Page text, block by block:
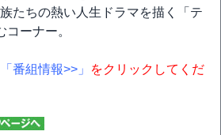
たちの熱い人生ドラマを描く「テ
ーナー。
「番組情報>>」
をクリックしてくだ